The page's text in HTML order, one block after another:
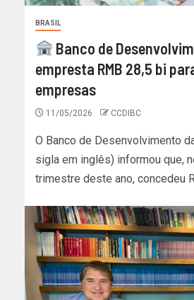
BRASIL
Banco de
empresta RMB 28,5 bi
empresas
11/05/2026 CCDIBC
O Banco de Desenvolvimento
sigla em inglês) informou que,
trimestre deste ano, concedeu